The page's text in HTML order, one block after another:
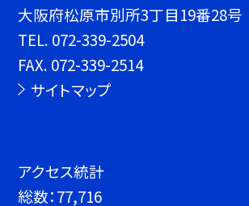
大阪府松原市別所3丁目19番28号
TEL. 072-339-2504
FAX. 072-339-2514
サイトマップ
アクセス統計
総数：77,716